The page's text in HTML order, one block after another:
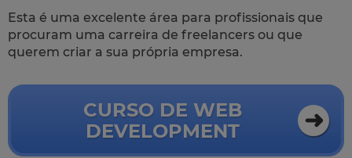
Esta é uma excelente área para profissionais que
procuram uma carreira de freelancers ou que
querem criar a sua própria empresa.
CURSO DE WEB
DEVELOPMENT